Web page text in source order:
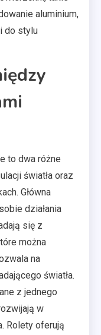
aluminium,
do stylu
to dwa różne
światła oraz
Główna
działania
się z
można
na
światła.
z jednego
w
Rolety oferują